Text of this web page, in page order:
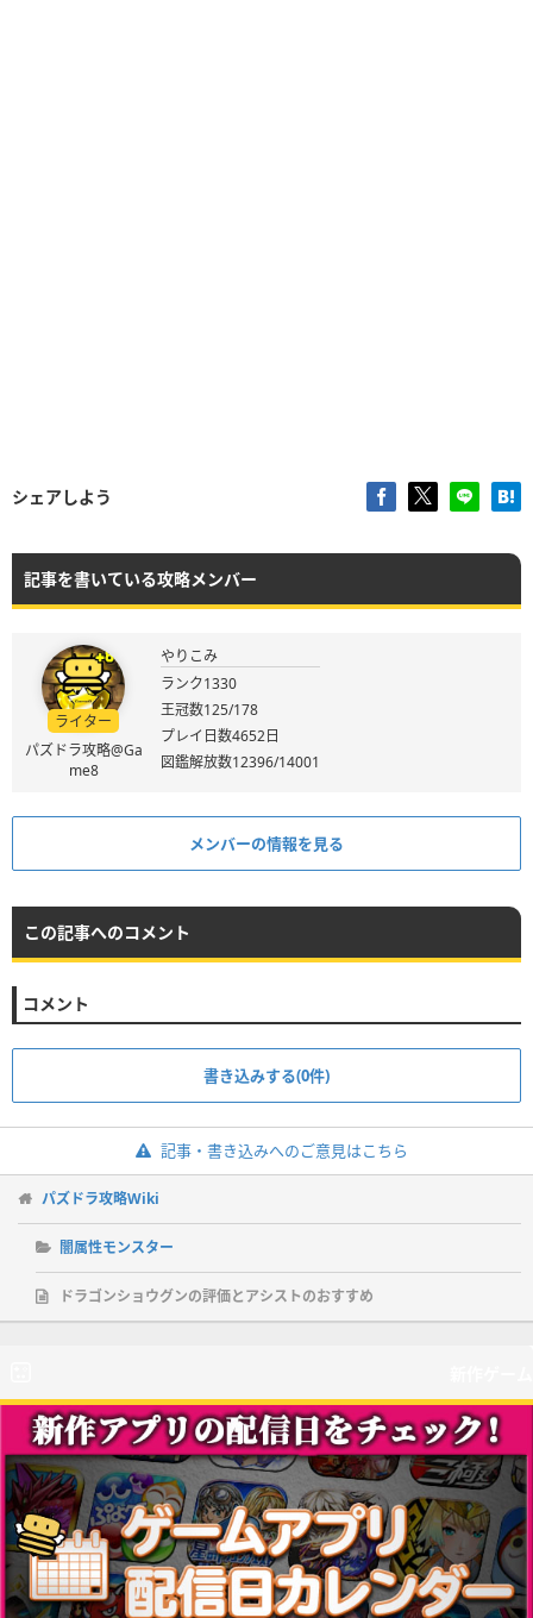
シェアしよう
記事を書いている攻略メンバー
ライター
パズドラ攻略@Ga
me8
やりこみ
ランク1330
王冠数125/178
プレイ日数4652日
図鑑解放数12396/14001
メンバーの情報を見る
この記事へのコメント
コメント
書き込みする(0件)
記事・書き込みへのご意見はこちら
パズドラ攻略Wiki
闇属性モンスター
ドラゴンショウグンの評価とアシストのおすすめ